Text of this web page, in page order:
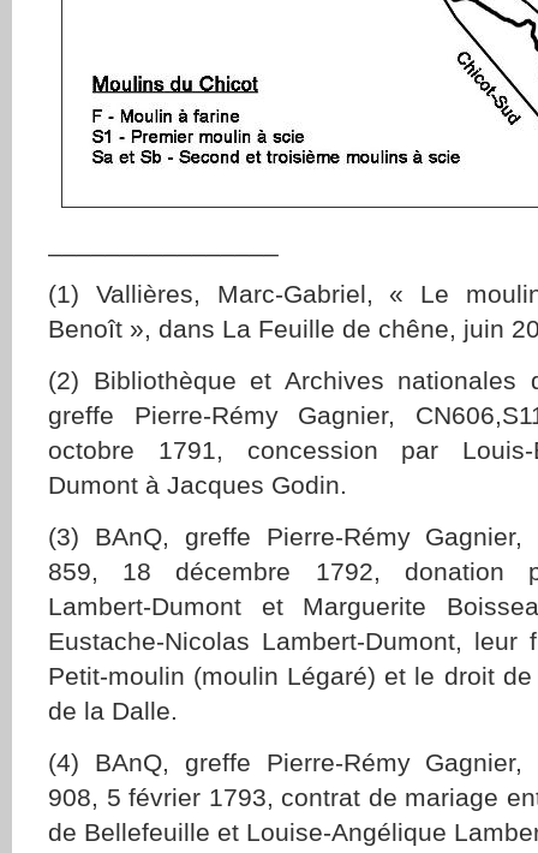
(1) Vallières, Marc-Gabriel, « Le
Benoît », dans La Feuille de chêne, juin
(2) Bibliothèque et Archives nationales
greffe Pierre-Rémy Gagnier,
octobre 1791, concession par Louis-
Dumont à Jacques Godin.
(3) BAnQ, greffe Pierre-Rémy Gagnier,
859, 18 décembre 1792, donation
Lambert-Dumont et Marguerite
Eustache-Nicolas Lambert-Dumont,
Petit-moulin (moulin Légaré) et le droit
de la Dalle.
(4) BAnQ, greffe Pierre-Rémy Gagnier,
908, 5 février 1793, contrat de mariage
de Bellefeuille et Louise-Angélique